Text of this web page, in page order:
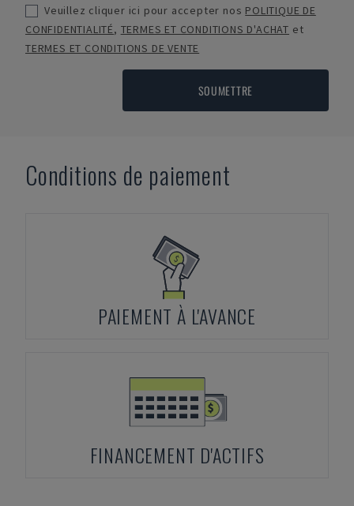
Veuillez cliquer ici pour accepter nos POLITIQUE DE
CONFIDENTIALITÉ, TERMES ET CONDITIONS D'ACHAT et
TERMES ET CONDITIONS DE VENTE
SOUMETTRE
Conditions de paiement
PAIEMENT À L'AVANCE
FINANCEMENT D'ACTIFS